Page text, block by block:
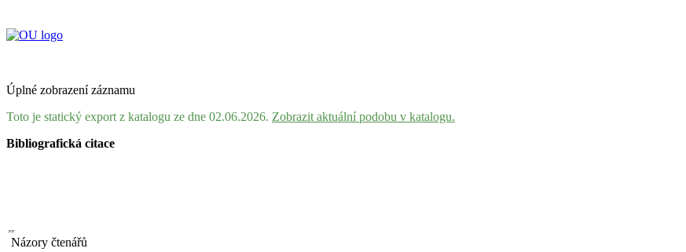
Úplné zobrazení záznamu
Toto je statický export z katalogu ze dne 02.06.2026. Zobrazit aktuální podobu v katalogu.
Bibliografická citace
Názory čtenářů